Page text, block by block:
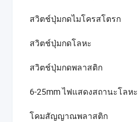
สวิตช์ปุ่มกดไมโครสโตรก
สวิตช์ปุ่มกดโลหะ
สวิตช์ปุ่มกดพลาสติก
6-25mm ไฟแสดงสถานะโลหะ
โคมสัญญาณพลาสติก